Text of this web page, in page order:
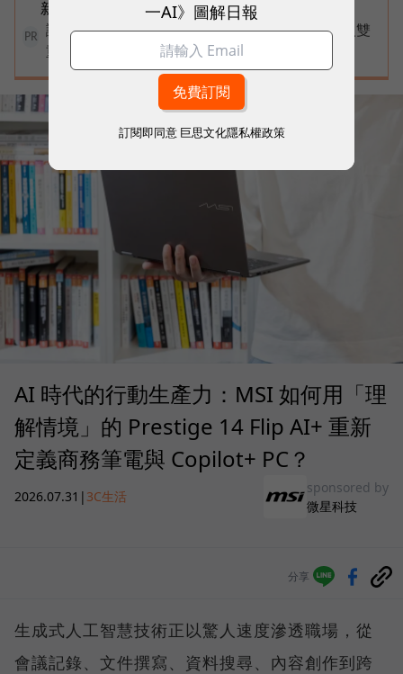
新定義「有價值的人」到底什麼樣子？
PR
讓永續成為看得見的力量！國際品牌X百大經理人雙
重榮譽認證，放大永續價值影響力
AI 時代的行動生產力：MSI 如何用「理
解情境」的 Prestige 14 Flip AI+ 重新
定義商務筆電與 Copilot+ PC？
2026.07.31 | 3C生活
sponsored by
微星科技
分享
生成式人工智慧技術正以驚人速度滲透職場，從
會議記錄、文件撰寫、資料搜尋、內容創作到跨
一AI》圖解日報
訂閱即同意 巨思文化隱私權政策